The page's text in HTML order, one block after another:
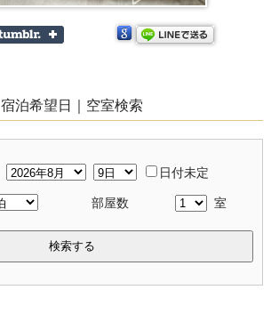
宿泊希望日｜空室検索
日付未定
部屋数 室
検索する